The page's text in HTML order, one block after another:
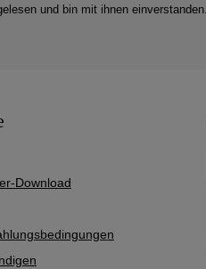
und bin mit ihnen einverstanden.
Download